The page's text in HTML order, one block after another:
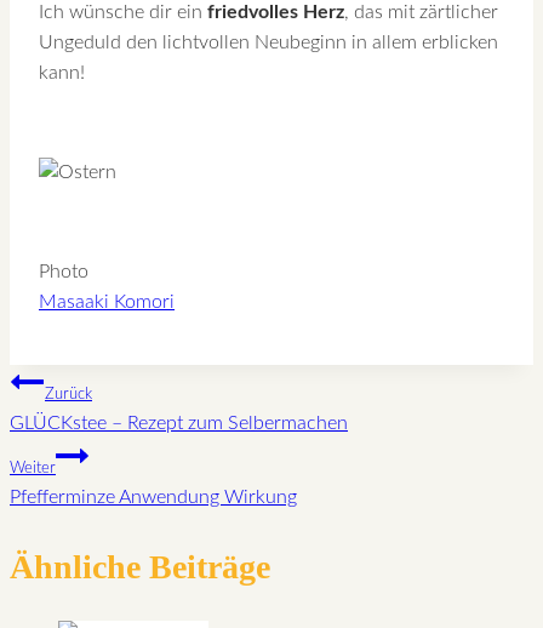
Ich wünsche dir ein friedvolles Herz, das mit zärtlicher
Ungeduld den lichtvollen Neubeginn in allem erblicken
kann!
Photo
Masaaki Komori
Beitragsnavigation
Zurück
GLÜCKstee – Rezept zum Selbermachen
Weiter
Pfefferminze Anwendung Wirkung
Ähnliche Beiträge